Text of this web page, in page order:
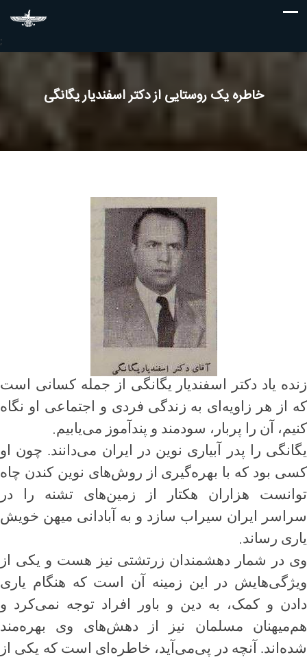
;
خاطره یک روستایی از دکتر اسفندیار یگانگی
زنده یاد دکتر اسفندیار یگانگی از جمله کسانی است
که از هر زاویه‌ای به زندگی فردی و اجتماعی او نگاه
کنیم، آن را پربار، سودمند و پندآموز می‌یابیم.
یگانگی را پدر آبیاری نوین در ایران می‌دانند. چون او
کسی بود که با بهره‌گیری از روش‌های نوین کندن چاه
توانست هزاران هکتار از زمین‌های تشنه را در
سراسر ایران سیراب سازد و به آبادانی میهن خویش
یاری رساند.
وی در شمار دهشمندان زرتشتی نیز هست و یکی از
ویژگی‌هایش در این زمینه آن است که هنگام یاری
دادن و کمک، به دین و باور افراد توجه نمی‌کرد و
هم‌میهنان مسلمان نیز از دهش‌های وی بهره‌مند
شده‌اند. آنچه در پی‌می‌آید، خاطره‌ای است که یکی از